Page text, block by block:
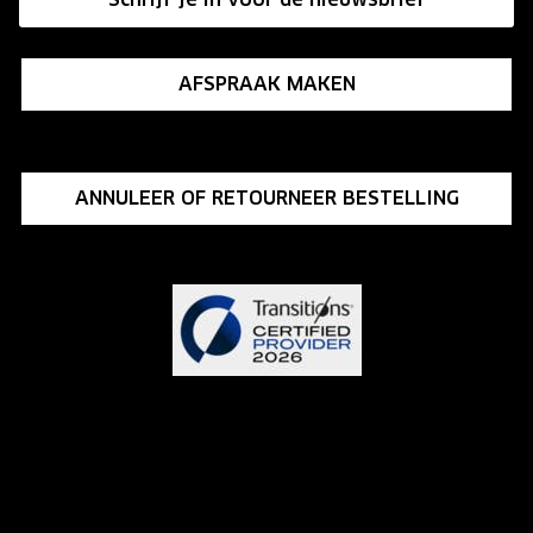
Influencer programma
AFSPRAAK MAKEN
ANNULEER OF RETOURNEER BESTELLING